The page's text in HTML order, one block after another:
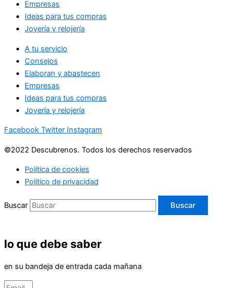
Empresas
Ideas para tus compras
Joyería y relojería
A tu servicio
Consejos
Elaboran y abastecen
Empresas
Ideas para tus compras
Joyería y relojería
Facebook Twitter Instagram
©2022 Descubrenos. Todos los derechos reservados
Politica de cookies
Politico de privacidad
Buscar Buscar
lo que debe saber
en su bandeja de entrada cada mañana